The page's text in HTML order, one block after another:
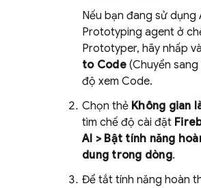
Nếu bạn đang sử dụng
Prototyping agent ở
Prototyper, hãy nhấp
to Code(Chuyển sang
độ xem Code.
Chọn thẻ Không gian
tìm chế độ cài đặt
AI > Bật tính năng
dung trong dòng.
Để tắt tính năng hoàn